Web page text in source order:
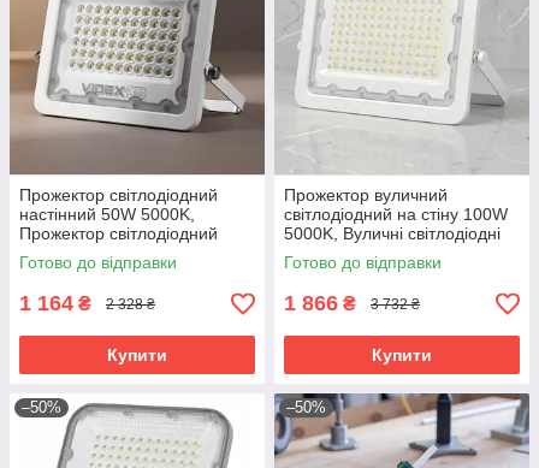
Прожектор світлодіодний
настінний 50W 5000K,
Прожектор світлодіодний
вуличний, RYH
Готово до відправки
1 164 ₴ 2 328 ₴
Купити
Прожектор вуличний
світлодіодний на стіну 100W
5000K, Вуличні світлодіодні
прожектори для дому,
Прожектор вуличний
Готово до відправки
1 866 ₴ 3 732 ₴
Купити
–50% –50%